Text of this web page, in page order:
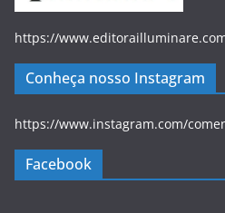
https://
Conheça nosso Instagram
https://www.instagram.com/
Facebook